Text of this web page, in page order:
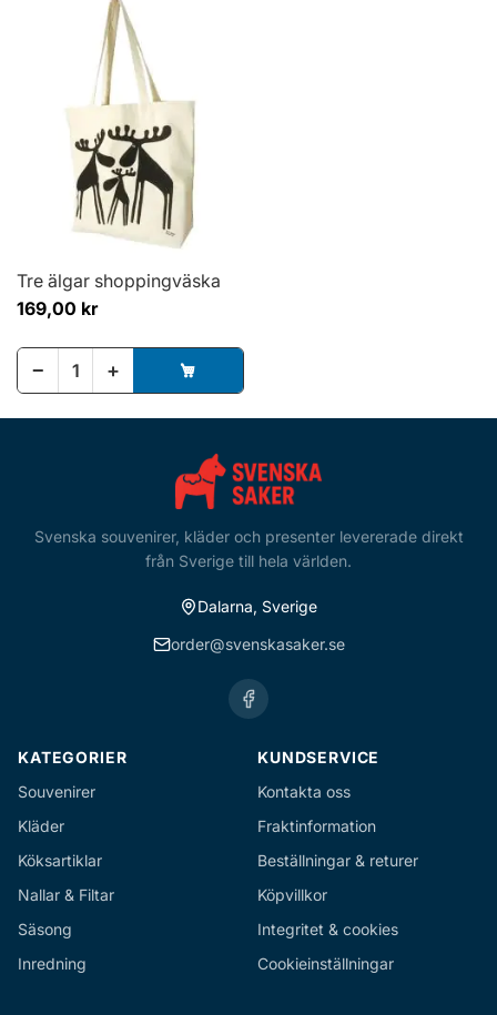
Tre älgar shoppingväska
169,00 kr
− +
Svenska souvenirer, kläder och presenter levererade direkt
från Sverige till hela världen.
Dalarna, Sverige
order@svenskasaker.se
KATEGORIER
Souvenirer
Kläder
Köksartiklar
Nallar & Filtar
Säsong
Inredning
KUNDSERVICE
Kontakta oss
Fraktinformation
Beställningar & returer
Köpvillkor
Integritet & cookies
Cookieinställningar